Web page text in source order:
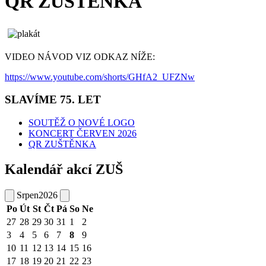
VIDEO NÁVOD VIZ ODKAZ NÍŽE:
https://www.youtube.com/shorts/GHfA2_UFZNw
SLAVÍME 75. LET
SOUTĚŽ O NOVÉ LOGO
KONCERT ČERVEN 2026
QR ZUŠTĚNKA
Kalendář akcí ZUŠ
Srpen2026
Po Út St Čt Pá So Ne
27 28 29 30 31 1
2
3
4 5 6 7 8
9
10 11 12 13 14 15 16
17 18 19 20 21 22 23